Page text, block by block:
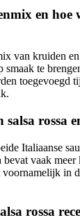
en hoe
van kruiden
te
toegevoegd
rossa
Italiaanse
vaak
in
rossa